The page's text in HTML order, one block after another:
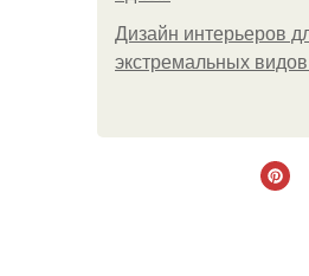
Дизайн интерьеров
экстремальных